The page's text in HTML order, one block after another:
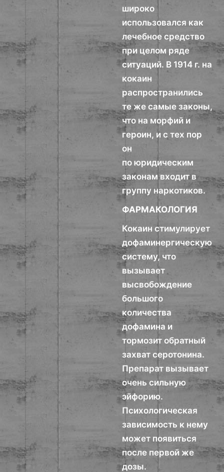
широко
использовался как
лечебное средство
при целом ряде
ситуаций. В 1914 г. на
кокаин
распространились
те же самые законы,
что на морфий и
героин, и с тех пор
он
по юридическим
законам входит в
группу наркотиков.
ФАРМАКОЛОГИЯ
Кокаин стимулирует
дофаминергическую
систему, что
вызывает
высвобождение
большого
количества
дофамина и
тормозит обратный
захват серотонина.
Препарат вызывает
очень сильную
эйфорию.
Психологическая
зависимость к нему
может появиться
после первой же
дозы.